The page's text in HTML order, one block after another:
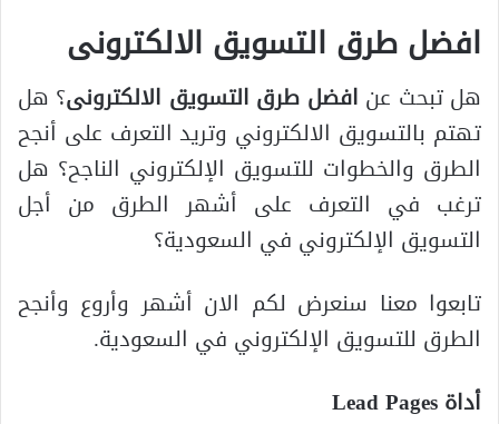
افضل طرق التسويق الالكترونى
هل تبحث عن افضل طرق التسويق الالكترونى؟ هل
تهتم بالتسويق الالكتروني وتريد التعرف على أنجح
الطرق والخطوات للتسويق الإلكتروني الناجح؟ هل
ترغب في التعرف على أشهر الطرق من أجل
التسويق الإلكتروني في السعودية؟
تابعوا معنا سنعرض لكم الان أشهر وأروع وأنجح
الطرق للتسويق الإلكتروني في السعودية.
أداةLead Pages